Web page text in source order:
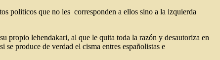
politicos que no les corresponden a ellos sino a la izquierda
propio lehendakari, al que le quita toda la razón y desautoriza en
produce de verdad el cisma entres españolistas e